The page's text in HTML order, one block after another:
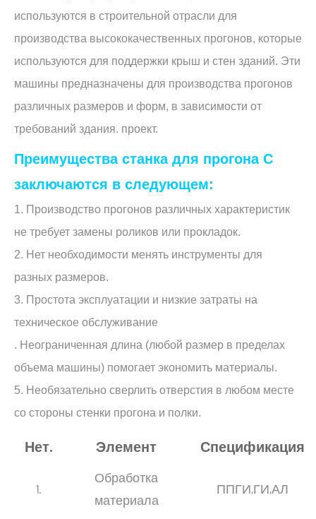
используются в строительной отрасли для
производства высококачественных прогонов, которые
используются для поддержки крыш и стен зданий. Эти
машины предназначены для производства прогонов
различных размеров и форм, в зависимости от
требований здания. проект.
Преимущества станка для прогона C
заключаются в следующем:
1. Производство прогонов различных характеристик
не требует замены роликов или прокладок.
2. Нет необходимости менять инструменты для
разных размеров.
3. Простота эксплуатации и низкие затраты на
техническое обслуживание
. Неограниченная длина (любой размер в пределах
объема машины) помогает экономить материалы.
5. Необязательно сверлить отверстия в любом месте
со стороны стенки прогона и полки.
Нет. Элемент Спецификация
1.
Обработка
материала
ППГИ,ГИ,АЛ